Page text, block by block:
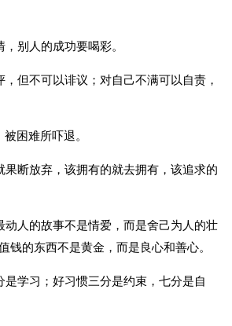
别人的成功要喝彩。
但不可以诽议；对自己不满可以自责，
困难所吓退。
断放弃，该拥有的就去拥有，该追求的
人的故事不是情爱，而是舍己为人的壮
的东西不是黄金，而是良心和善心。
学习；好习惯三分是约束，七分是自